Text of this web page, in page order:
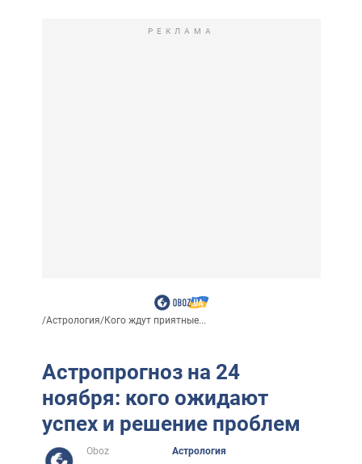
РЕКЛАМА
/Астрология/Кого ждут приятные...
Астропрогноз на 24
ноября: кого ожидают
успех и решение проблем
Oboz
Астрология